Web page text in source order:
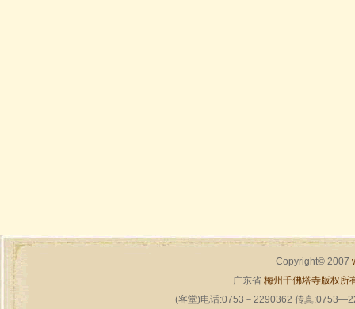
Copyright© 2007
广东省 梅州千佛塔寺版权所
(客堂)电话:0753－2290362 传真